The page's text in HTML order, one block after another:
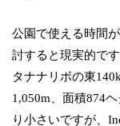
公園で使える時間
討すると現実的で
タナナリボの東
1,050m、面積874
り小さいですが、